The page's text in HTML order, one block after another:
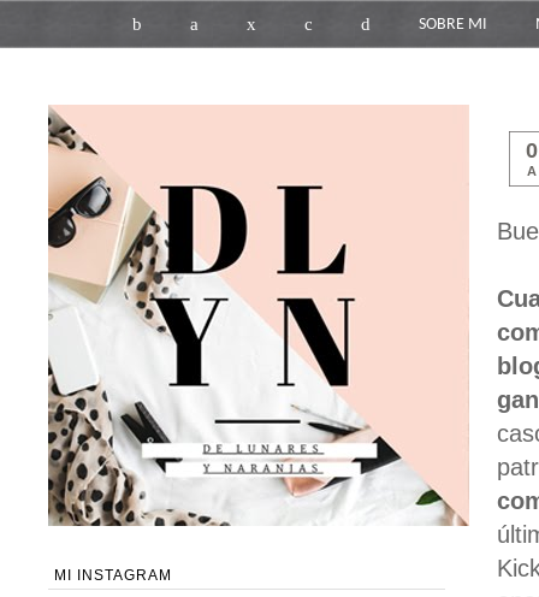
b a x c d SOBRE MI
MI INSTAGRAM